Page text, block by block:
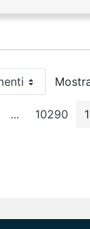
pagina
...PaginePagina
10290